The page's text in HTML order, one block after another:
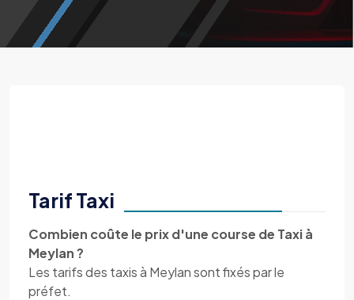
Tarif Taxi
Combien coûte le prix d'une course de Taxi à
Meylan ?
Les tarifs des taxis à Meylan sont fixés par le
préfet.